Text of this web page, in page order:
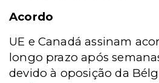
Acordo
UE e Canadá assinam
longo prazo após
devido à oposição da